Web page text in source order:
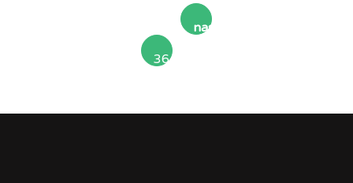
36
następna